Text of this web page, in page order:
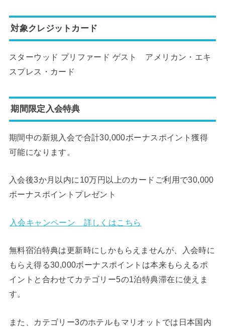
対象クレジットカード
スターウッド プリファード ゲスト アメリカン・エキ
スプレス・カード
期間限定入会特典
期間中の新規入会で合計30,000ボーナスポイント獲得
可能になります。
入会後3か月以内に10万円以上のカードご利用で30,000
ボーナスポイントプレゼント
入会キャンペーン 詳しくはこちら
無料宿泊特典は更新時にしかもらえませんが、入会時に
もらえ得る30,000ボーナスポイントは本来もらえるポ
イントと合わせてカテゴリー5の1泊特典滞在に使えま
す。
また、カテゴリー3のホテルもマリオットでは日本国内